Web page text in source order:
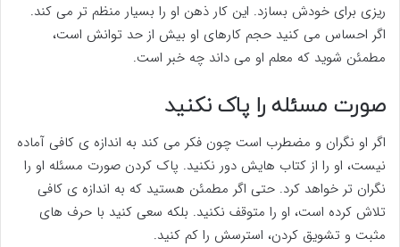
ریزی برای خودش بسازد. این کار ذهن او را بسیار منظم تر می کند.
اگر احساس می کنید حجم کارهای او بیش از حد توانش است،
مطمئن شوید که معلم او می داند چه خبر است.
صورت مسئله را پاک نکنید
اگر او نگران و مضطرب است چون فکر می کند به اندازه ی کافی آماده
نیست، او را از کتاب هایش دور نکنید. پاک کردن صورت مسئله او را
نگران تر خواهد کرد. حتی اگر مطمئن هستید که به اندازه ی کافی
تلاش کرده است، او را متوقف نکنید. بلکه سعی کنید با حرف های
مثبت و تشویق کردن، استرسش را کم کنید.